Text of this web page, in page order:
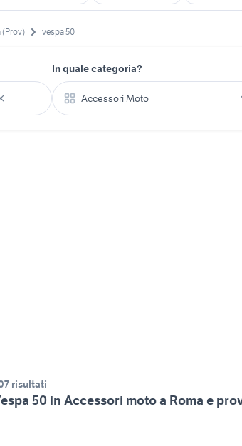
(Prov) vespa 50
In quale categoria?
Accessori Moto
risultati
50 in Accessori moto a Roma e